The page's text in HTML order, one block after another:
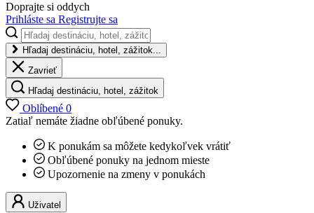
Doprajte si oddych
Prihláste sa Registrujte sa
Hľadaj destináciu, hotel, zážitok...
Zavrieť
Hľadaj destináciu, hotel, zážitok
Oblíbené 0
Zatiaľ nemáte žiadne obľúbené ponuky.
K ponukám sa môžete kedykoľvek vrátiť
Obľúbené ponuky na jednom mieste
Upozornenie na zmeny v ponukách
Uživatel